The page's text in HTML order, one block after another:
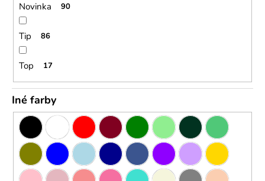
o
v
Novinka 90
Tip 86
Top 17
Iné farby